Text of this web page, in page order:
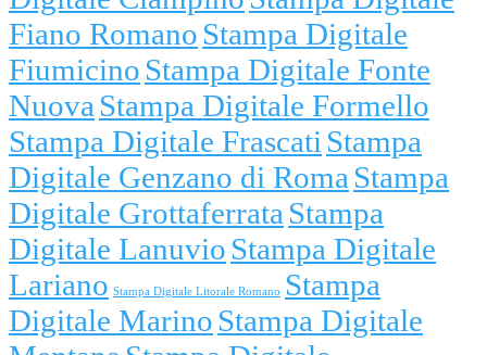
Fiano Romano Stampa Digitale
Fiumicino Stampa Digitale Fonte
Nuova Stampa Digitale Formello
Stampa Digitale Frascati Stampa
Digitale Genzano di Roma Stampa
Digitale Grottaferrata Stampa
Digitale Lanuvio Stampa Digitale
Lariano Stampa Digitale Litorale Romano
Stampa
Digitale Marino Stampa Digitale